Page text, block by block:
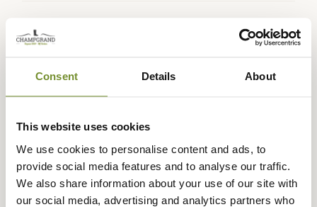
Consent Details About
This website uses cookies
We use cookies to personalise content and ads, to
provide social media features and to analyse our traffic.
We also share information about your use of our site with
our social media, advertising and analytics partners who
Expédié dans
la journée
retour sous
sécurisé
Paiement en
3 fois dès 100
euros
Description
Härkilavous présente ce gilet Wildboar Pro au coloris